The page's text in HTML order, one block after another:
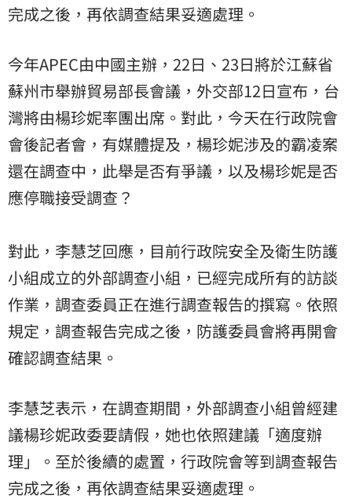
完成之後，再依調查結果妥適處理。
今年APEC由中國主辦，22日、23日將於江蘇省
蘇州市舉辦貿易部長會議，外交部12日宣布，台
灣將由楊珍妮率團出席。對此，今天在行政院會
會後記者會，有媒體提及，楊珍妮涉及的霸凌案
還在調查中，此舉是否有爭議，以及楊珍妮是否
應停職接受調查？
對此，李慧芝回應，目前行政院安全及衛生防護
小組成立的外部調查小組，已經完成所有的訪談
作業，調查委員正在進行調查報告的撰寫。依照
規定，調查報告完成之後，防護委員會將再開會
確認調查結果。
李慧芝表示，在調查期間，外部調查小組曾經建
議楊珍妮政委要請假，她也依照建議「適度辦
理」。至於後續的處置，行政院會等到調查報告
完成之後，再依調查結果妥適處理。